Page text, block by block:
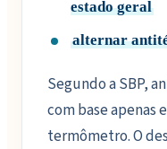
estado geral
alternar
Segundo a SBP,
com base apenas
termômetro. O